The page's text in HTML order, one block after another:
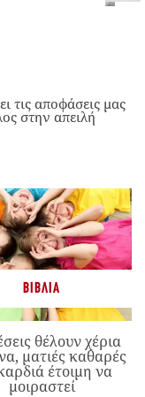
τις αποφάσεις μας
στην απειλή
ΒΙΒΛΊΑ
θέλουν χέρια
ματιές καθαρές
έτοιμη να
μοιραστεί